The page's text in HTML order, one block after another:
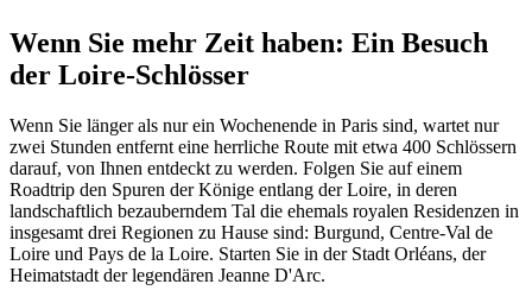
Wenn Sie mehr Zeit haben: Ein Besuch
der Loire-Schlösser
Wenn Sie länger als nur ein Wochenende in Paris sind, wartet nur
zwei Stunden entfernt eine herrliche Route mit etwa 400 Schlössern
darauf, von Ihnen entdeckt zu werden. Folgen Sie auf einem
Roadtrip den Spuren der Könige entlang der Loire, in deren
landschaftlich bezauberndem Tal die ehemals royalen Residenzen in
insgesamt drei Regionen zu Hause sind: Burgund, Centre-Val de
Loire und Pays de la Loire. Starten Sie in der Stadt Orléans, der
Heimatstadt der legendären Jeanne D'Arc.